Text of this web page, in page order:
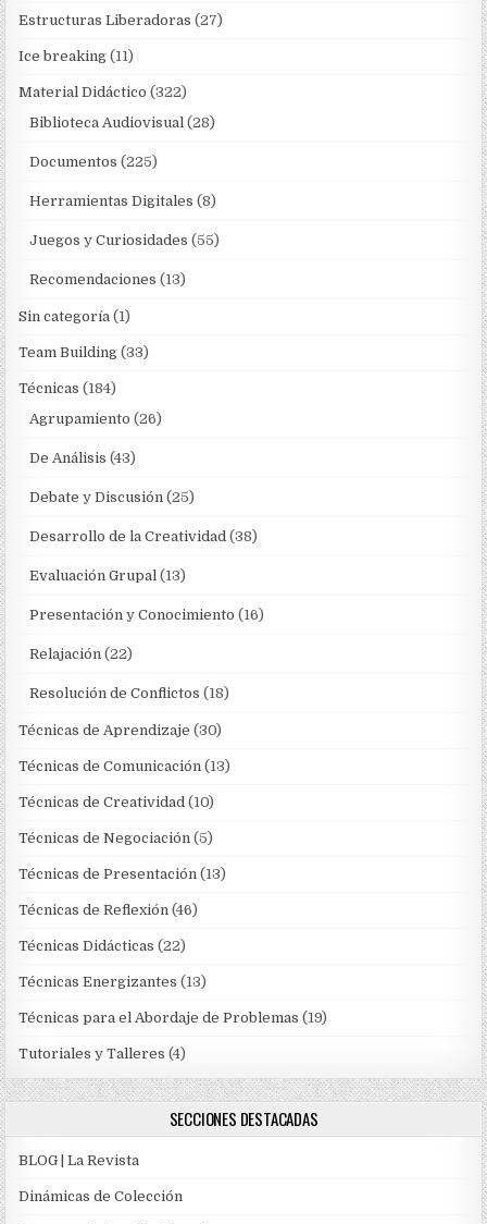
Estructuras Liberadoras (27)
Ice breaking (11)
Material Didáctico (322)
Biblioteca Audiovisual (28)
Documentos (225)
Herramientas Digitales (8)
Juegos y Curiosidades (55)
Recomendaciones (13)
Sin categoría (1)
Team Building (33)
Técnicas (184)
Agrupamiento (26)
De Análisis (43)
Debate y Discusión (25)
Desarrollo de la Creatividad (38)
Evaluación Grupal (13)
Presentación y Conocimiento (16)
Relajación (22)
Resolución de Conflictos (18)
Técnicas de Aprendizaje (30)
Técnicas de Comunicación (13)
Técnicas de Creatividad (10)
Técnicas de Negociación (5)
Técnicas de Presentación (13)
Técnicas de Reflexión (46)
Técnicas Didácticas (22)
Técnicas Energizantes (13)
Técnicas para el Abordaje de Problemas (19)
Tutoriales y Talleres (4)
SECCIONES DESTACADAS
BLOG | La Revista
Dinámicas de Colección